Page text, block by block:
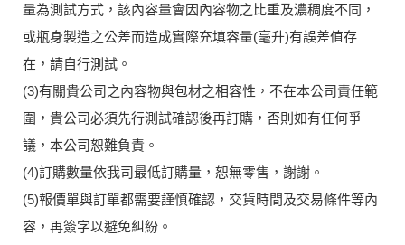
量為測試方式，該內容量會因內容物之比重及濃稠度不同，
或瓶身製造之公差而造成實際充填容量(毫升)有誤差值存
在，請自行測試。
(3)有關貴公司之內容物與包材之相容性，不在本公司責任範
圍，貴公司必須先行測試確認後再訂購，否則如有任何爭
議，本公司恕難負責。
(4)訂購數量依我司最低訂購量，恕無零售，謝謝。
(5)報價單與訂單都需要謹慎確認，交貨時間及交易條件等內
容，再簽字以避免糾紛。